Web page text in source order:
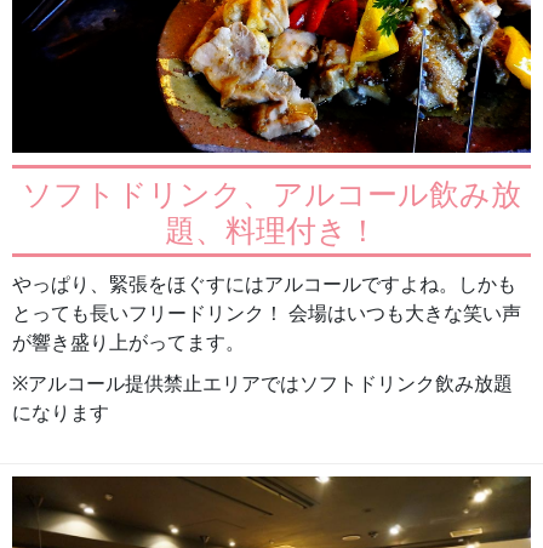
ソフトドリンク、アルコール飲み放
題、料理付き！
やっぱり、緊張をほぐすにはアルコールですよね。しかも
とっても長いフリードリンク！ 会場はいつも大きな笑い声
が響き盛り上がってます。
※アルコール提供禁止エリアではソフトドリンク飲み放題
になります